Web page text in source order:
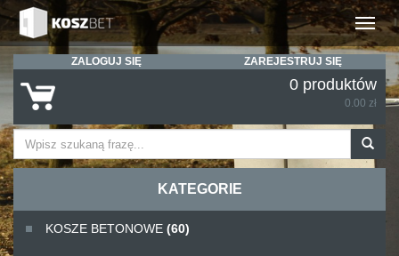
Rozwiń
ZALOGUJ SIĘ ZAREJESTRUJ SIĘ
0 produktów
0.00 zł
KATEGORIE
KOSZE BETONOWE (60)